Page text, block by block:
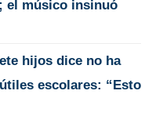
el músico insinuó
hijos dice no ha
escolares: “Esto